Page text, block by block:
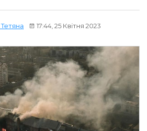
17:44, 25 Квітня 2023